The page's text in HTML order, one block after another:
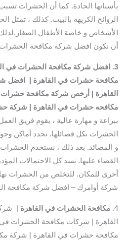
بأسنانها الحادة. كما أن الحشرات
الروائح الكريهة بالبيت. كذلك ،
الأشخاص و خاصة الأطفال
أن نكون افضل شركة مكافحة
3. افضل شركة مكافحة الحشرات في
مكافحة حشرات في القاهرة | افضل
القاهرة | أرخص شركة مكافحة
مكافحه حشرات في القاهرة | شركة
ببراعة و مهارة عالية ، يقوم فريق
الحشرات بكل فصائلها. نحدد أماكن
و المصائد. بعد ذلك ، نستخدم
القضاء عليها. نسد كل الاحتمالات
أخرى للمكان. للتخلص من الحشرات
شركة أوامرك – افضل شركة مكافحة
4. مكافحة الحشرات في القاهرة |
القاهرة | شركات مكافحة الحشرات
مكافحة حشرات في القاهرة | شركة